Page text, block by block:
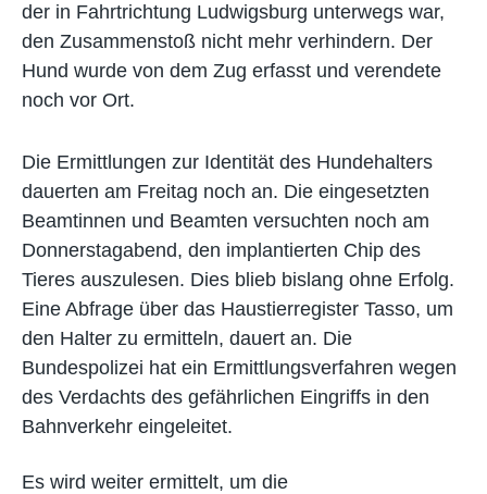
der in Fahrtrichtung Ludwigsburg unterwegs war,
den Zusammenstoß nicht mehr verhindern. Der
Hund wurde von dem Zug erfasst und verendete
noch vor Ort.
Die Ermittlungen zur Identität des Hundehalters
dauerten am Freitag noch an. Die eingesetzten
Beamtinnen und Beamten versuchten noch am
Donnerstagabend, den implantierten Chip des
Tieres auszulesen. Dies blieb bislang ohne Erfolg.
Eine Abfrage über das Haustierregister Tasso, um
den Halter zu ermitteln, dauert an. Die
Bundespolizei hat ein Ermittlungsverfahren wegen
des Verdachts des gefährlichen Eingriffs in den
Bahnverkehr eingeleitet.
Es wird weiter ermittelt, um die